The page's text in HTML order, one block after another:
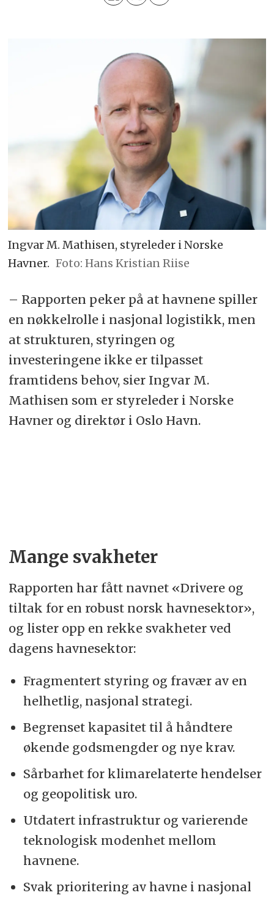
Ingvar M. Mathisen, styreleder i Norske
Havner. Foto: Hans Kristian Riise
– Rapporten peker på at havnene spiller
en nøkkelrolle i nasjonal logistikk, men
at strukturen, styringen og
investeringene ikke er tilpasset
framtidens behov, sier Ingvar M.
Mathisen som er styreleder i Norske
Havner og direktør i Oslo Havn.
Mange svakheter
Rapporten har fått navnet «Drivere og
tiltak for en robust norsk havnesektor»,
og lister opp en rekke svakheter ved
dagens havnesektor:
Fragmentert styring og fravær av en
helhetlig, nasjonal strategi.
Begrenset kapasitet til å håndtere
økende godsmengder og nye krav.
Sårbarhet for klimarelaterte hendelser
og geopolitisk uro.
Utdatert infrastruktur og varierende
teknologisk modenhet mellom
havnene.
Svak prioritering av havne i nasjonal